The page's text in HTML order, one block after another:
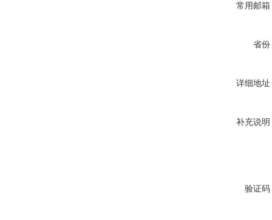
常用邮箱
省份
详细地址
补充说明
验证码